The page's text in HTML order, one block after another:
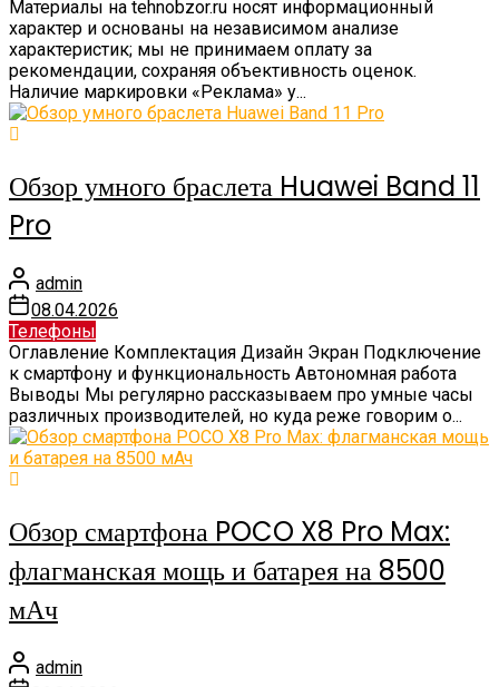
Материалы на tehnobzor.ru носят информационный
характер и основаны на независимом анализе
характеристик; мы не принимаем оплату за
рекомендации, сохраняя объективность оценок.
Наличие маркировки «Реклама» у...
Обзор умного браслета Huawei Band 11
Pro
admin
08.04.2026
Телефоны
Оглавление Комплектация Дизайн Экран Подключение
к смартфону и функциональность Автономная работа
Выводы Мы регулярно рассказываем про умные часы
различных производителей, но куда реже говорим о...
Обзор смартфона POCO X8 Pro Max:
флагманская мощь и батарея на 8500
мАч
admin